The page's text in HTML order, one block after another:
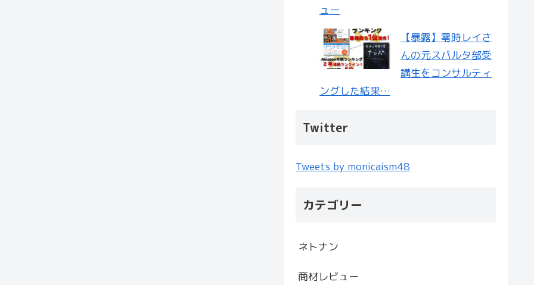
ュー
【暴露】零時レイさ
んの元スパルタ部受
講生をコンサルティ
ングした結果…
Twitter
Tweets by monicaism48
カテゴリー
ネトナン
商材レビュー